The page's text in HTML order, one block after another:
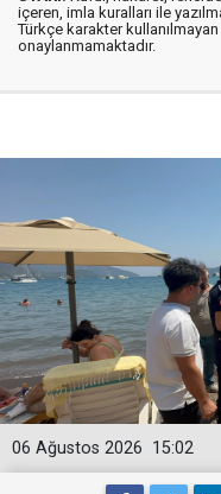
içeren, imla kuralları ile
Türkçe karakter
onaylanmamaktadır.
15:02
06 Ağustos 2026